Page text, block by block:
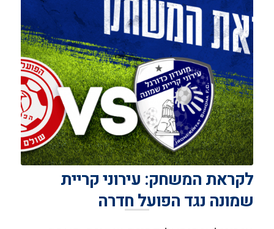
לקראת המשחק: עירוני קריית
שמונה נגד הפועל חדרה